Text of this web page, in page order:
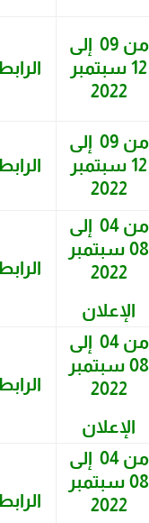
من 09 إلى
12 سبتمبر
2022
الرابط
من 09 إلى
12 سبتمبر
2022
الرابط
من 04 إلى
08 سبتمبر
2022
الإعلان
الرابط
من 04 إلى
08 سبتمبر
2022
الإعلان
الرابط
من 04 إلى
08 سبتمبر
2022
الرابط